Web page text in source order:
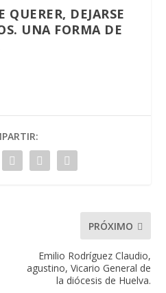
QUERER, DEJARSE
UNA FORMA DE
PRÓXIMO
Emilio Rodríguez Claudio,
agustino, Vicario General de
la diócesis de Huelva.